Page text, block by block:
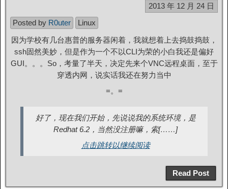
2013 年 12 月 24 日
Posted by R0uter
Linux
因为学校有几台惠普的服务器闲着，我就想着上去捣鼓捣鼓，
ssh固然美妙，但是作为一个不以CLI为荣的小白我还是偏好
GUI。。。So，考量了半天，决定先来个VNC远程桌面，至于
穿透内网，说实话我还在努力当中
=。=
好了，现在我们开始，先说说我的系统环境，是
Redhat 6.2，当然没注册嘛，索[……]
点击跳转以继续阅读
Read Post